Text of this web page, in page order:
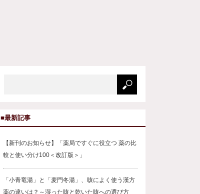
■最新記事
【新刊のお知らせ】「薬局ですぐに役立つ 薬の比
較と使い分け100＜改訂版＞」
「小青竜湯」と「麦門冬湯」、咳によく使う漢方
薬の違いは？～湿った咳と乾いた咳への選び方